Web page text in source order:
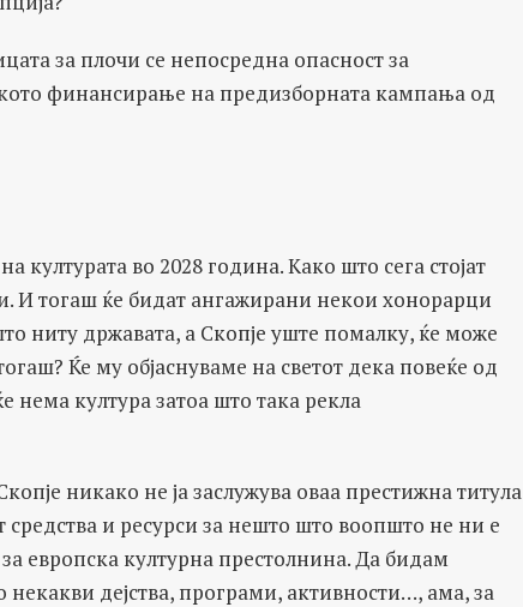
за плочи се непосредна опасност за
финансирање на предизборната кампања од
културата во 2028 година. Како што сега стојат
И тогаш ќе бидат ангажирани некои хонорарци
ниту државата, а Скопје уште помалку, ќе може
Ќе му објаснуваме на светот дека повеќе од
нема култура затоа што така рекла
никако не ја заслужува оваа престижна титула
средства и ресурси за нешто што воопшто не ни е
европска културна престолнина. Да бидам
дејства, програми, активности…, ама, за